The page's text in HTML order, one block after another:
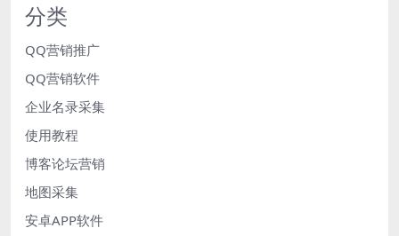
分类
QQ营销推广
QQ营销软件
企业名录采集
使用教程
博客论坛营销
地图采集
安卓APP软件